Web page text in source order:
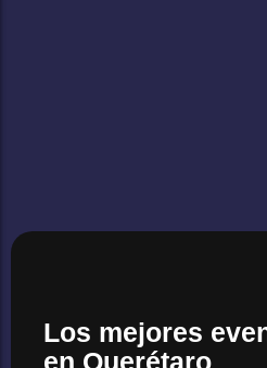
Los mejores
en Querétaro